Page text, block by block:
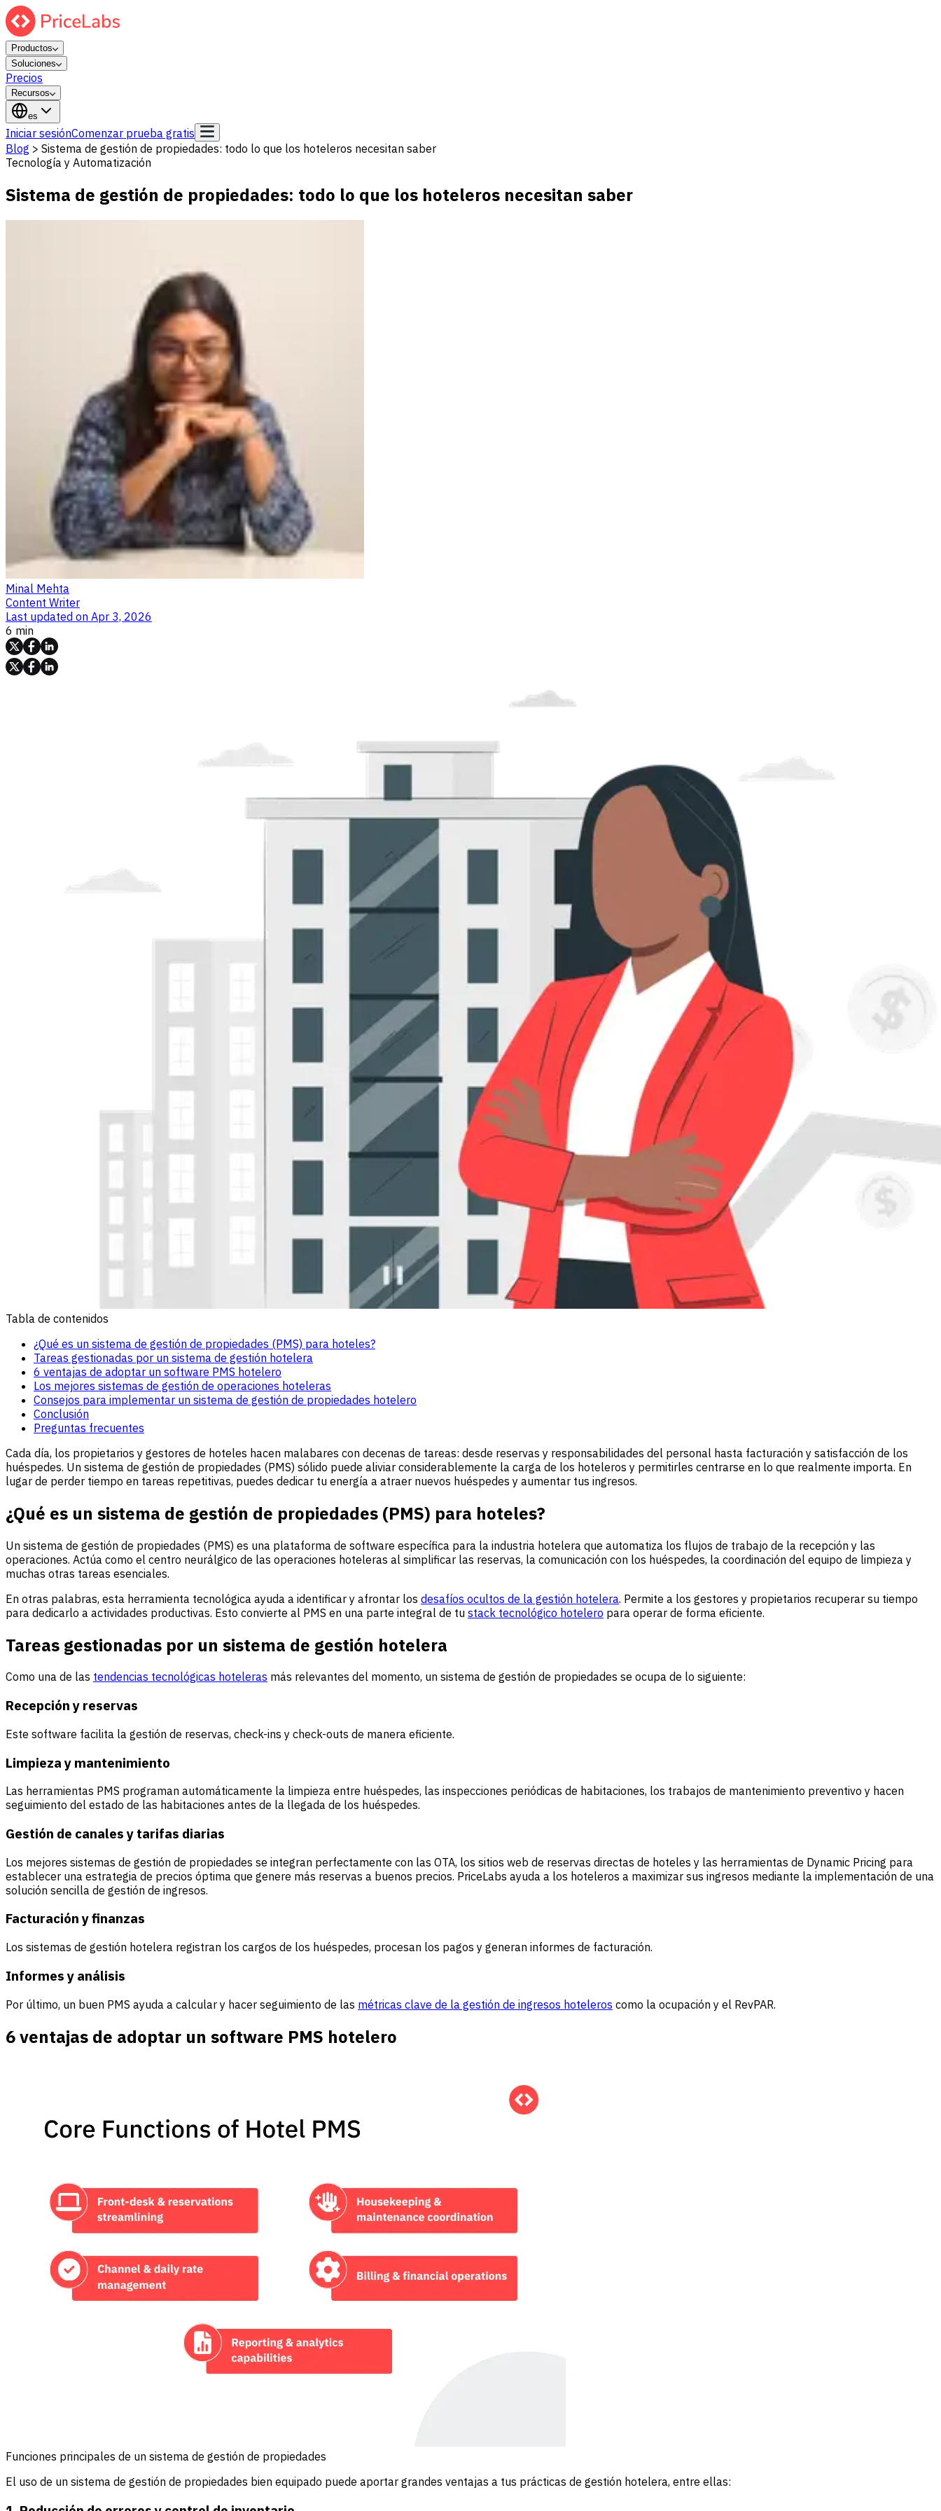
Productos
Soluciones
Precios
Recursos
es
Iniciar sesiónComenzar prueba gratis
Blog > Sistema de gestión de propiedades: todo lo que los hoteleros necesitan saber
Tecnología y Automatización
Sistema de gestión de propiedades: todo lo que los hoteleros necesitan saber
Minal Mehta
Content Writer
Last updated on Apr 3, 2026
6 min
Tabla de contenidos
¿Qué es un sistema de gestión de propiedades (PMS) para hoteles?
Tareas gestionadas por un sistema de gestión hotelera
6 ventajas de adoptar un software PMS hotelero
Los mejores sistemas de gestión de operaciones hoteleras
Consejos para implementar un sistema de gestión de propiedades hotelero
Conclusión
Preguntas frecuentes
Cada día, los propietarios y gestores de hoteles hacen malabares con decenas de tareas: desde reservas y responsabilidades del personal hasta facturación y satisfacción de los
huéspedes. Un sistema de gestión de propiedades (PMS) sólido puede aliviar considerablemente la carga de los hoteleros y permitirles centrarse en lo que realmente importa. En
lugar de perder tiempo en tareas repetitivas, puedes dedicar tu energía a atraer nuevos huéspedes y aumentar tus ingresos.
¿Qué es un sistema de gestión de propiedades (PMS) para hoteles?
Un sistema de gestión de propiedades (PMS) es una plataforma de software específica para la industria hotelera que automatiza los flujos de trabajo de la recepción y las
operaciones. Actúa como el centro neurálgico de las operaciones hoteleras al simplificar las reservas, la comunicación con los huéspedes, la coordinación del equipo de limpieza y
muchas otras tareas esenciales.
En otras palabras, esta herramienta tecnológica ayuda a identificar y afrontar los desafíos ocultos de la gestión hotelera. Permite a los gestores y propietarios recuperar su tiempo
para dedicarlo a actividades productivas. Esto convierte al PMS en una parte integral de tu stack tecnológico hotelero para operar de forma eficiente.
Tareas gestionadas por un sistema de gestión hotelera
Como una de las tendencias tecnológicas hoteleras más relevantes del momento, un sistema de gestión de propiedades se ocupa de lo siguiente:
Recepción y reservas
Este software facilita la gestión de reservas, check-ins y check-outs de manera eficiente.
Limpieza y mantenimiento
Las herramientas PMS programan automáticamente la limpieza entre huéspedes, las inspecciones periódicas de habitaciones, los trabajos de mantenimiento preventivo y hacen
seguimiento del estado de las habitaciones antes de la llegada de los huéspedes.
Gestión de canales y tarifas diarias
Los mejores sistemas de gestión de propiedades se integran perfectamente con las OTA, los sitios web de reservas directas de hoteles y las herramientas de Dynamic Pricing para
establecer una estrategia de precios óptima que genere más reservas a buenos precios. PriceLabs ayuda a los hoteleros a maximizar sus ingresos mediante la implementación de una
solución sencilla de gestión de ingresos.
Facturación y finanzas
Los sistemas de gestión hotelera registran los cargos de los huéspedes, procesan los pagos y generan informes de facturación.
Informes y análisis
Por último, un buen PMS ayuda a calcular y hacer seguimiento de las métricas clave de la gestión de ingresos hoteleros como la ocupación y el RevPAR.
6 ventajas de adoptar un software PMS hotelero
Funciones principales de un sistema de gestión de propiedades
El uso de un sistema de gestión de propiedades bien equipado puede aportar grandes ventajas a tus prácticas de gestión hotelera, entre ellas: